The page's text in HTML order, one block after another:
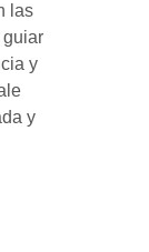
las
y
y